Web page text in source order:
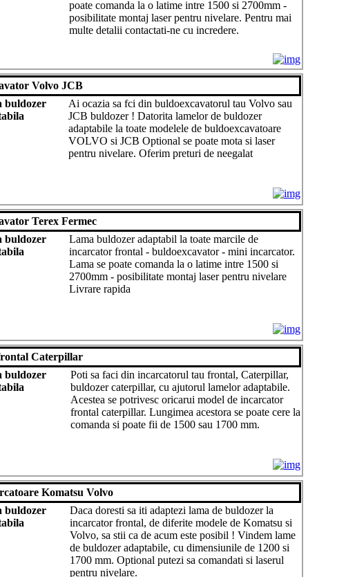
poate comanda la o latime intre 1500 si 2700mm -
posibilitate montaj laser pentru nivelare. Pentru mai
multe detalii contactati-ne cu incredere.
Volvo JCB
buldozer
Ai ocazia sa fci din buldoexcavatorul tau Volvo sau
JCB buldozer ! Datorita lamelor de buldozer
adaptabile la toate modelele de buldoexcavatoare
VOLVO si JCB Optional se poate mota si laser
pentru nivelare. Oferim preturi de neegalat
Terex Fermec
buldozer
Lama buldozer adaptabil la toate marcile de
incarcator frontal - buldoexcavator - mini incarcator.
Lama se poate comanda la o latime intre 1500 si
2700mm - posibilitate montaj laser pentru nivelare
Livrare rapida
Caterpillar
buldozer
Poti sa faci din incarcatorul tau frontal, Caterpillar,
buldozer caterpillar, cu ajutorul lamelor adaptabile.
Acestea se potrivesc oricarui model de incarcator
frontal caterpillar. Lungimea acestora se poate cere la
comanda si poate fii de 1500 sau 1700 mm.
Komatsu Volvo
buldozer
Daca doresti sa iti adaptezi lama de buldozer la
incarcator frontal, de diferite modele de Komatsu si
Volvo, sa stii ca de acum este posibil ! Vindem lame
de buldozer adaptabile, cu dimensiunile de 1200 si
1700 mm. Optional putezi sa comandati si laserul
pentru nivelare.